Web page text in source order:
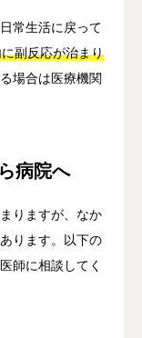
常生活に戻って
副反応が治まり
場合は医療機関
病院へ
りますが、なか
ります。以下の
師に相談してく